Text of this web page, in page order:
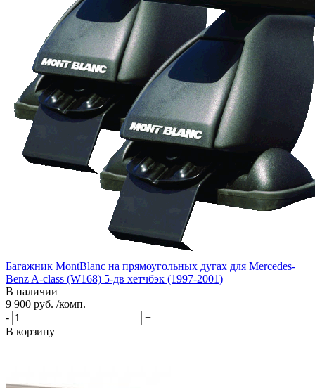
Багажник MontBlanc на прямоугольных дугах для Mercedes-
Benz A-class (W168) 5-дв хетчбэк (1997-2001)
В наличии
9 900 руб. /комп.
-
+
В корзину